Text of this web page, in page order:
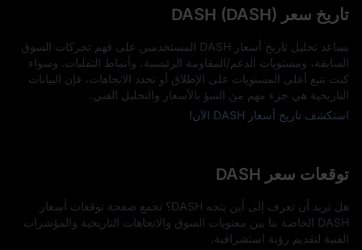
تاريخ سعر DASH (DASH)
يساعد تحليل تاريخ أسعار DASH المستخدمين على فهم تحركات السوق
السابقة، ومستويات الدعم/المقاومة الرئيسية، وأنماط التقلبات. وسواء
كنت تتبع أعلى المستويات على الإطلاق أو تحدد الاتجاهات، فإن البيانات
التاريخية هي جزء مهم من التنبؤ بالأسعار والتحليل الفني.
استكشف تاريخ أسعار DASH الآن!
توقعات سعر DASH
هل تريد أن تعرف إلى أين يتجه DASH؟ تجمع صفحة توقعات أسعار
DASH الخاصة بنا بين معنويات السوق والاتجاهات التاريخية والمؤشرات
الفنية لتقديم رؤية استشرافية.